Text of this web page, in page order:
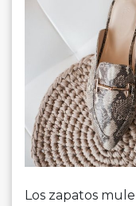
Los zapatos